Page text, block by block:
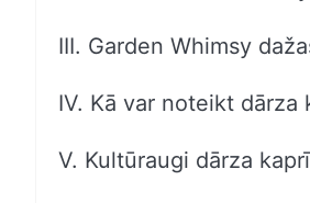
III. Garden Whimsy
IV. Kā var noteikt dārza
V. Kultūraugi dārza